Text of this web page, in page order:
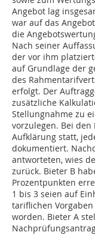
Angebot lag
war auf das
die
Nach seiner
der vor ihm
auf Grundlage der
des
erfolgt. Der
zusätzliche
Stellungnahme zu
vorzulegen. Bei
Aufklärung statt,
dokumentiert.
antworteten, wies
zurück. Bieter B
Prozentpunkten
1 bis 3 seien auf
tariflichen
worden. Bieter A